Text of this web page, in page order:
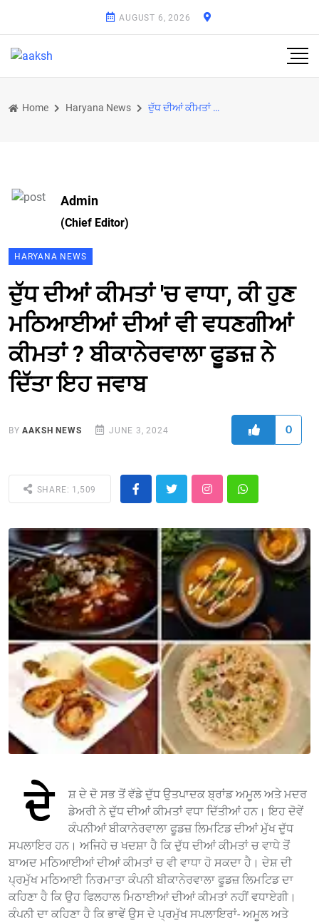
AUGUST 6, 2026
Home Haryana News ਦੁੱਧ ਦੀਆਂ ਕੀਮਤਾਂ 'ਚ ਵਾਧਾ, ਕੀ ਹੁਣ ਮਠਿਆਈਆਂ ਦੀਆਂ ਵੀ ਵਧਣਗੀਆਂ ਕੀਮਤਾਂ ? ਬੀਕਾਨੇਰਵਾਲਾ ਫੂਡਜ਼ ਨੇ ਦਿੱਤਾ ਇਹ ਜਵਾਬ
Admin
(Chief Editor)
HARYANA NEWS
ਦੁੱਧ ਦੀਆਂ ਕੀਮਤਾਂ 'ਚ ਵਾਧਾ, ਕੀ ਹੁਣ
ਮਠਿਆਈਆਂ ਦੀਆਂ ਵੀ ਵਧਣਗੀਆਂ
ਕੀਮਤਾਂ ? ਬੀਕਾਨੇਰਵਾਲਾ ਫੂਡਜ਼ ਨੇ
ਦਿੱਤਾ ਇਹ ਜਵਾਬ
BYAAKSH NEWS JUNE 3, 2024 0
SHARE: 1,509
ਦੇ
ਸ਼ ਦੇ ਦੋ ਸਭ ਤੋਂ ਵੱਡੇ ਦੁੱਧ ਉਤਪਾਦਕ ਬ੍ਰਾਂਡ ਅਮੂਲ ਅਤੇ ਮਦਰ
ਡੇਅਰੀ ਨੇ ਦੁੱਧ ਦੀਆਂ ਕੀਮਤਾਂ ਵਧਾ ਦਿੱਤੀਆਂ ਹਨ। ਇਹ ਦੋਵੇਂ
ਕੰਪਨੀਆਂ ਬੀਕਾਨੇਰਵਾਲਾ ਫੂਡਜ਼ ਲਿਮਟਿਡ ਦੀਆਂ ਮੁੱਖ ਦੁੱਧ
ਸਪਲਾਇਰ ਹਨ। ਅਜਿਹੇ ਚ ਖਦਸ਼ਾ ਹੈ ਕਿ ਦੁੱਧ ਦੀਆਂ ਕੀਮਤਾਂ ਚ ਵਾਧੇ ਤੋਂ
ਬਾਅਦ ਮਠਿਆਈਆਂ ਦੀਆਂ ਕੀਮਤਾਂ ਚ ਵੀ ਵਾਧਾ ਹੋ ਸਕਦਾ ਹੈ। ਦੇਸ਼ ਦੀ
ਪ੍ਰਮੁੱਖ ਮਠਿਆਈ ਨਿਰਮਾਤਾ ਕੰਪਨੀ ਬੀਕਾਨੇਰਵਾਲਾ ਫੂਡਜ਼ ਲਿਮਟਿਡ ਦਾ
ਕਹਿਣਾ ਹੈ ਕਿ ਉਹ ਫਿਲਹਾਲ ਮਿਠਾਈਆਂ ਦੀਆਂ ਕੀਮਤਾਂ ਨਹੀਂ ਵਧਾਏਗੀ।
ਕੰਪਨੀ ਦਾ ਕਹਿਣਾ ਹੈ ਕਿ ਭਾਵੇਂ ਉਸ ਦੇ ਪ੍ਰਮੁੱਖ ਸਪਲਾਇਰਾਂ- ਅਮੂਲ ਅਤੇ